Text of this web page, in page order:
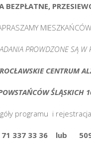
BEZPŁATNE,
PROWDZONE SĄ W
CENTRUM
ŚLĄSKICH
programu i
71 337 33 36 lub 509